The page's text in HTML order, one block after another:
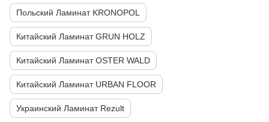
Польский Ламинат KRONOPOL
Китайский Ламинат GRUN HOLZ
Китайский Ламинат OSTER WALD
Китайский Ламинат URBAN FLOOR
Украинский Ламинат Rezult